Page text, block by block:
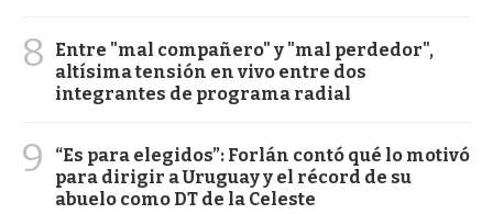
8
Entre "mal compañero" y "mal perdedor",
altísima tensión en vivo entre dos
integrantes de programa radial
9
“Es para elegidos”: Forlán contó qué lo motivó
para dirigir a Uruguay y el récord de su
abuelo como DT de la Celeste